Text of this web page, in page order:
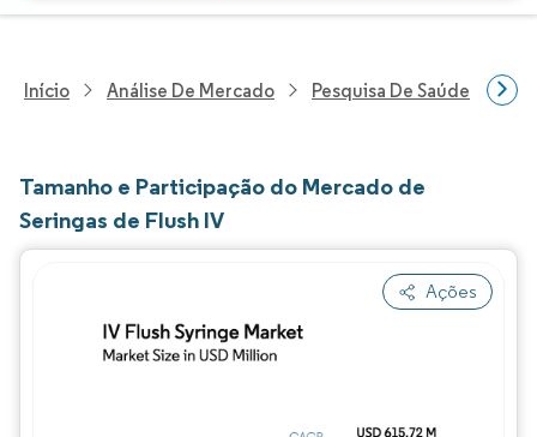
Início Análise De Mercado Pesquisa De Saúde
Tamanho e Participação do Mercado de
Seringas de Flush IV
Ações